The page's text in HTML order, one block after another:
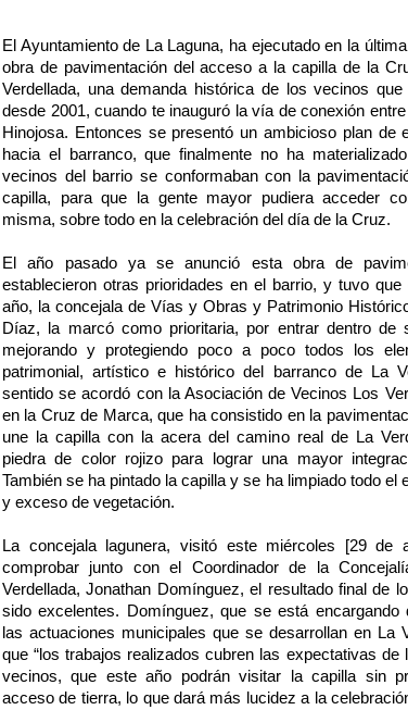
El Ayuntamiento de La Laguna, ha ejecutado en la
obra de pavimentación del acceso a la capilla de la
Verdellada, una demanda histórica de los vecinos
desde 2001, cuando te inauguró la vía de conexión
Hinojosa. Entonces se presentó un ambicioso plan de
hacia el barranco, que finalmente no ha
vecinos del barrio se conformaban con la
capilla, para que la gente mayor pudiera acceder
misma, sobre todo en la celebración del día de la Cruz.
El año pasado ya se anunció esta obra de
establecieron otras prioridades en el barrio, y tuvo que
año, la concejala de Vías y Obras y Patrimonio
Díaz, la marcó como prioritaria, por entrar dentro de
mejorando y protegiendo poco a poco todos los
patrimonial, artístico e histórico del barranco de La
sentido se acordó con la Asociación de Vecinos Los
en la Cruz de Marca, que ha consistido en la
une la capilla con la acera del camino real de La
piedra de color rojizo para lograr una mayor
También se ha pintado la capilla y se ha limpiado todo el
y exceso de vegetación.
La concejala lagunera, visitó este miércoles [29 de
comprobar junto con el Coordinador de la
Verdellada, Jonathan Domínguez, el resultado final de
sido excelentes. Domínguez, que se está encargando
las actuaciones municipales que se desarrollan en La
que “los trabajos realizados cubren las expectativas de
vecinos, que este año podrán visitar la capilla sin
acceso de tierra, lo que dará más lucidez a la